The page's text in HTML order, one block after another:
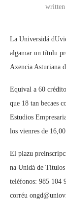
La Universidá
algamar un títulu
Axencia Asturiana
Equival a 60
que 18 tan becaes
Estudios
los vienres de
El plazu
na Unidá de Títulos
teléfonos: 985 104
corréu